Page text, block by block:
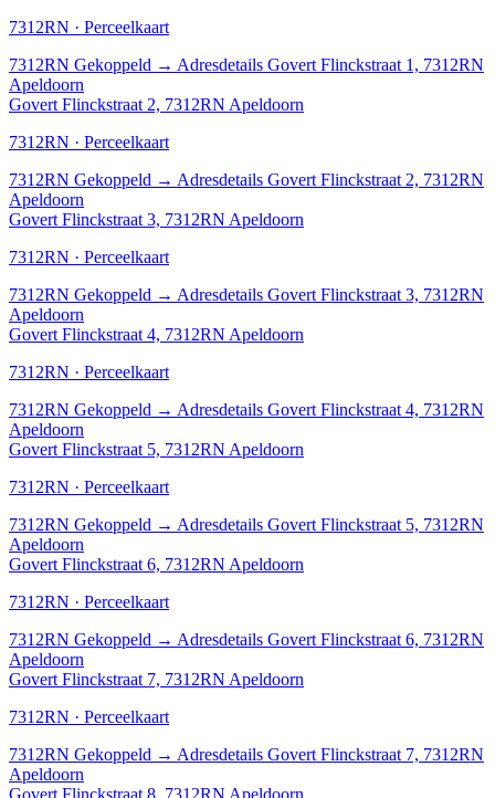
7312RN · Perceelkaart
7312RN Gekoppeld → Adresdetails Govert Flinckstraat 1, 7312RN
Apeldoorn
Govert Flinckstraat 2, 7312RN Apeldoorn
7312RN · Perceelkaart
7312RN Gekoppeld → Adresdetails Govert Flinckstraat 2, 7312RN
Apeldoorn
Govert Flinckstraat 3, 7312RN Apeldoorn
7312RN · Perceelkaart
7312RN Gekoppeld → Adresdetails Govert Flinckstraat 3, 7312RN
Apeldoorn
Govert Flinckstraat 4, 7312RN Apeldoorn
7312RN · Perceelkaart
7312RN Gekoppeld → Adresdetails Govert Flinckstraat 4, 7312RN
Apeldoorn
Govert Flinckstraat 5, 7312RN Apeldoorn
7312RN · Perceelkaart
7312RN Gekoppeld → Adresdetails Govert Flinckstraat 5, 7312RN
Apeldoorn
Govert Flinckstraat 6, 7312RN Apeldoorn
7312RN · Perceelkaart
7312RN Gekoppeld → Adresdetails Govert Flinckstraat 6, 7312RN
Apeldoorn
Govert Flinckstraat 7, 7312RN Apeldoorn
7312RN · Perceelkaart
7312RN Gekoppeld → Adresdetails Govert Flinckstraat 7, 7312RN
Apeldoorn
Govert Flinckstraat 8, 7312RN Apeldoorn